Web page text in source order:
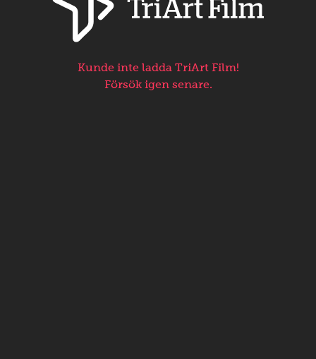
Kunde inte ladda TriArt Film!
Försök igen senare.